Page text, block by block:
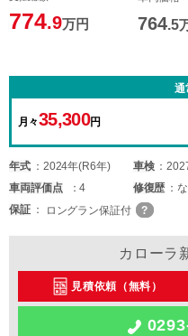
774.9万円 764.5
通
月々35,300円
年式 2024年(R6年) 車検
車両評価点 4 修復歴
保証
ロングラン保証付
カローラ
見積依頼（無料）